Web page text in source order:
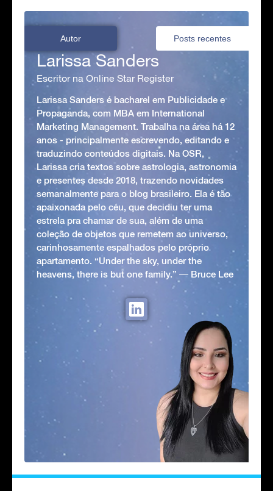
Autor Posts recentes
Larissa Sanders
Escritor na Online Star Register
Larissa Sanders é bacharel em Publicidade e
Propaganda, com MBA em International
Marketing Management. Trabalha na área há 12
anos - principalmente escrevendo, editando e
traduzindo conteúdos digitais. Na OSR,
Larissa cria textos sobre astrologia, astronomia
e presentes desde 2018, trazendo novidades
semanalmente para o blog brasileiro. Ela é tão
apaixonada pelo céu, que decidiu ter uma
estrela pra chamar de sua, além de uma
coleção de objetos que remetem ao universo,
carinhosamente espalhados pelo próprio
apartamento. “Under the sky, under the
heavens, there is but one family.” ― Bruce Lee